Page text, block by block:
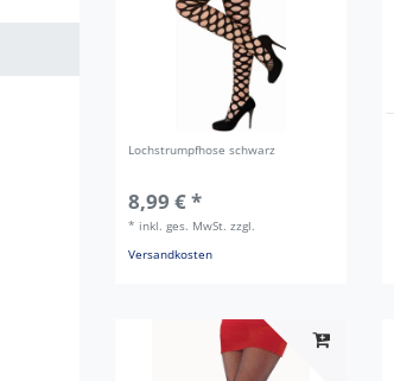
Lochstrumpfhose schwarz
8,99 € *
* inkl. ges. MwSt. zzgl.
Versandkosten